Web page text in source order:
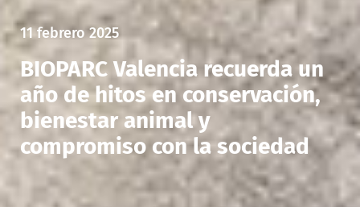
11 febrero 2025
BIOPARC Valencia recuerda un
año de hitos en conservación,
bienestar animal y
compromiso con la sociedad